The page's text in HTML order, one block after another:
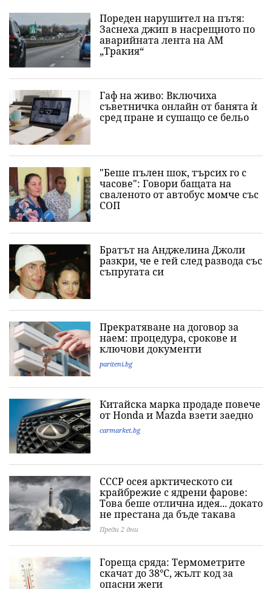
Пореден нарушител на пътя:
Заснеха джип в насрещното по
аварийната лента на АМ
„Тракия“
Гаф на живо: Включиха
съветничка онлайн от банята ѝ
сред пране и сушащо се бельо
"Беше пълен шок, търсих го с
часове": Говори бащата на
сваленото от автобус момче със
СОП
Братът на Анджелина Джоли
разкри, че е гей след развода със
съпругата си
Прекратяване на договор за
наем: процедура, срокове и
ключови документи
pariteni.bg
Китайска марка продаде повече
от Honda и Mazda взети заедно
carmarket.bg
СССР осея арктическото си
крайбрежие с ядрени фарове:
Това беше отлична идея... докато
не престана да бъде такава
Преди 2 дни
Гореща сряда: Термометрите
скачат до 38°C, жълт код за
опасни жеги